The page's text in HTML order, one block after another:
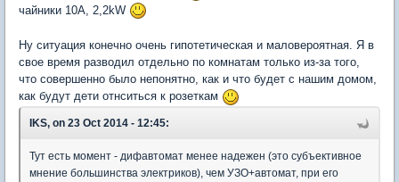
чайники 10А, 2,2kW
Ну ситуация конечно очень гипотетическая и маловероятная. Я в
свое время разводил отдельно по комнатам только из-за того,
что совершенно было непонятно, как и что будет с нашим домом,
как будут дети отнситься к розеткам
IKS, on 23 Oct 2014 - 12:45:
Тут есть момент - дифавтомат менее надежен (это субъективное
мнение большинства электриков), чем УЗО+автомат, при его